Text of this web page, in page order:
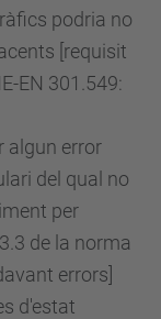
podria no
[requisit
EN 301.549:
algun error
del qual no
per
de la norma
errors]
d'estat